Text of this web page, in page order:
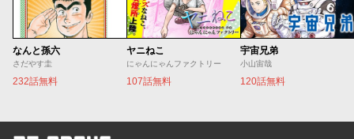
なんと孫六
さだやす圭
232話無料
ヤニねこ
にゃんにゃんファクトリー
107話無料
宇宙兄弟
小山宙哉
120話無料